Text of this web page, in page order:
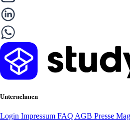
Unternehmen
Login Impressum FAQ AGB Presse